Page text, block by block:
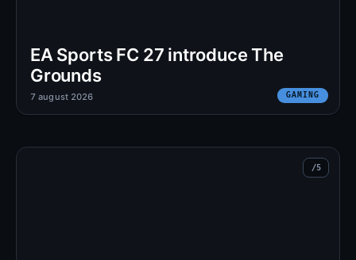
EA Sports FC 27 introduce The
Grounds
GAMING
7 august 2026